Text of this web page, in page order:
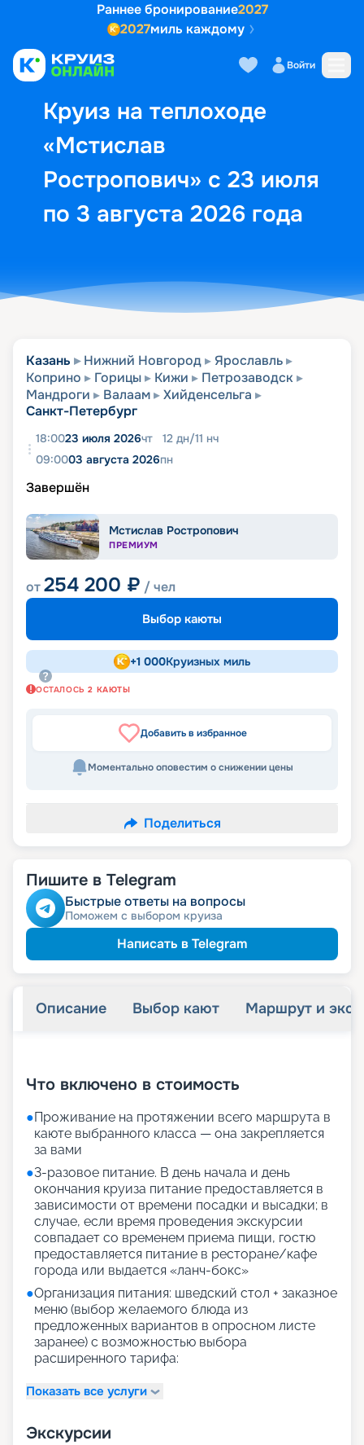
Раннее бронирование2027
2027миль каждому
Войти
Круиз на теплоходе
«Мстислав
Ростропович» с 23 июля
по 3 августа 2026 года
Выбор кают Маршрут и
Казань Нижний Новгород
Ярославль
Коприно
Горицы Кижи
Петрозаводск
Мандроги
Валаам
Хийденсельга
Санкт-Петербург
18:0023 июля 2026чт 12 дн/11 нч
09:0003 августа 2026пн
Завершён
Мстислав Ростропович
ПРЕМИУМ
от254 200 ₽ / чел
Выбор каюты
+1 000Круизных миль
ОСТАЛОСЬ 2 КАЮТЫ
Добавить в избранное
Моментально оповестим о снижении цены
Поделиться
Пишите в Telegram
Быстрые ответы на вопросы
Поможем с выбором круиза
Написать в Telegram
Описание Выбор кают Маршрут и
Что включено в стоимость
●Проживание на протяжении всего маршрута в
каюте выбранного класса — она закрепляется
за вами
●3-разовое питание. В день начала и день
окончания круиза питание предоставляется в
зависимости от времени посадки и высадки; в
случае, если время проведения экскурсии
совпадает со временем приема пищи, гостю
предоставляется питание в ресторане/кафе
города или выдается «ланч-бокс»
●Организация питания: шведский стол + заказное
меню (выбор желаемого блюда из
предложенных вариантов в опросном листе
заранее) с возможностью выбора
расширенного тарифа:
Показать все услуги
Экскурсии